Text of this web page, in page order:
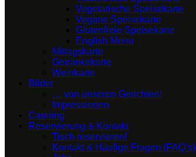
Vegetarische Speisekarte
Vegane Speisekarte
Glutenfreie Speisekarte
English Menu
Mittagskarte
Getränkekarte
Weinkarte
Bilder
… von unseren Gerichten!
Impressionen
Catering
Reservierung & Kontakt
Tisch reservieren!
Kontakt & Häufige Fragen (FAQ’s)